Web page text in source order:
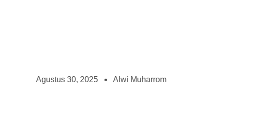
Agustus 30, 2025 Alwi Muharrom